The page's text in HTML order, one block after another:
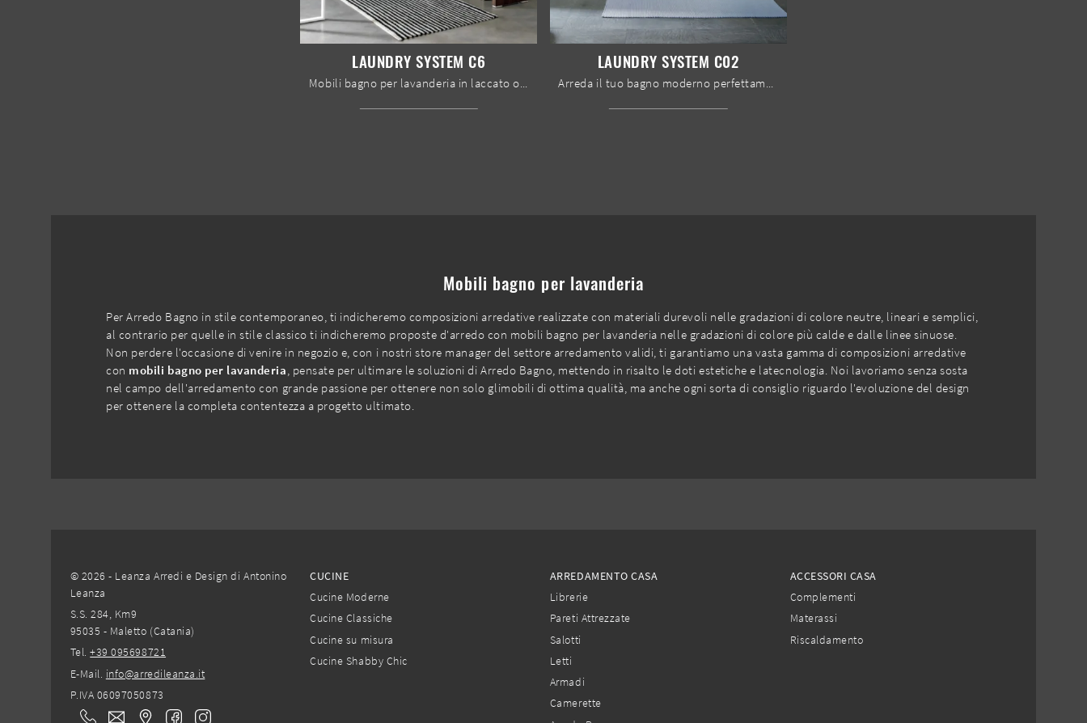
LAUNDRY SYSTEM C6 LAUNDRY SYSTEM C02
Mobili bagno per lavanderia
Per Arredo Bagno in stile contemporaneo, ti indicheremo composizioni arredative realizzate con materiali durevoli nelle gradazioni di colore neutre, lineari e semplici,
al contrario per quelle in stile classico ti indicheremo proposte d'arredo con mobili bagno per lavanderia nelle gradazioni di colore più calde e dalle linee sinuose.
Non perdere l'occasione di venire in negozio e, con i nostri store manager del settore arredamento validi, ti garantiamo una vasta gamma di composizioni arredative
con mobili bagno per lavanderia, pensate per ultimare le soluzioni di Arredo Bagno, mettendo in risalto le doti estetiche e latecnologia. Noi lavoriamo senza sosta
nel campo dell'arredamento con grande passione per ottenere non solo glimobili di ottima qualità, ma anche ogni sorta di consiglio riguardo l'evoluzione del design
per ottenere la completa contentezza a progetto ultimato.
© 2026 - Leanza Arredi e Design di Antonino
Leanza
S.S. 284, Km9
95035 - Maletto (Catania)
Tel.+39 095698721
E-Mail. info@arredileanza.it
P.IVA 06097050873
CUCINE
Cucine Moderne
Cucine Classiche
Cucine su misura
Cucine Shabby Chic
ARREDAMENTO CASA
Librerie
Pareti Attrezzate
Salotti
Letti
Armadi
Camerette
ACCESSORI CASA
Complementi
Materassi
Riscaldamento